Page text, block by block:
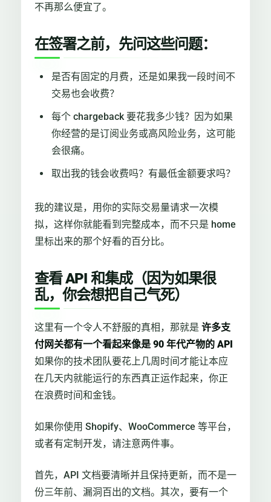
不再那么便宜了。
在签署之前，先问这些问题：
是否有固定的月费，还是如果我一段时间不
交易也会收费？
每个 chargeback 要花我多少钱？因为如果
你经营的是订阅业务或高风险业务，这可能
会很痛。
取出我的钱会收费吗？有最低金额要求吗？
我的建议是，用你的实际交易量请求一次模
拟，这样你就能看到完整成本，而不只是 home
里标出来的那个好看的百分比。
查看 API 和集成（因为如果很
乱，你会想把自己气死）
这里有一个令人不舒服的真相，那就是 许多支
付网关都有一个看起来像是 90 年代产物的 API
如果你的技术团队要花上几周时间才能让本应
在几天内就能运行的东西真正运作起来，你正
在浪费时间和金钱。
如果你使用 Shopify、WooCommerce 等平台，
或者有定制开发，请注意两件事。
首先，API 文档要清晰并且保持更新，而不是一
份三年前、漏洞百出的文档。其次，要有一个